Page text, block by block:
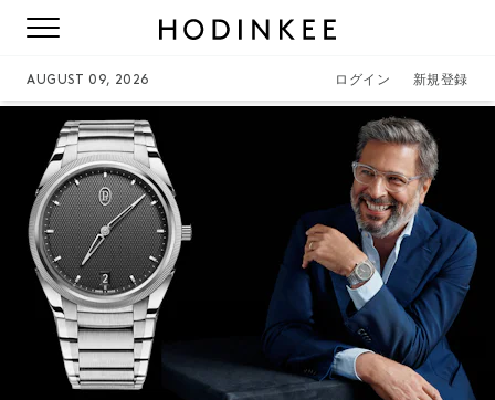
AUGUST 09, 2026 ログイン 新規登録